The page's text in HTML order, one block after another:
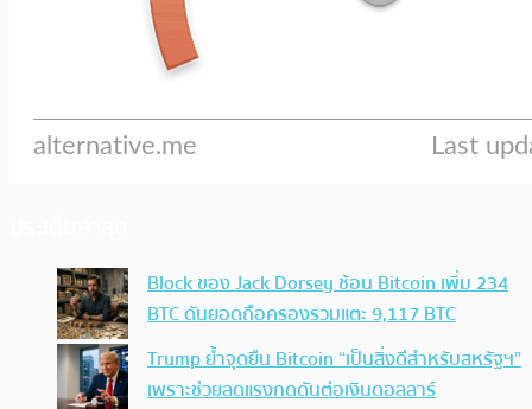
Block ของ Jack Dorsey ช้อน Bitcoin เพิ่ม 234
BTC ดันยอดถือครองรวมแตะ 9,117 BTC
Trump ย้ำจุดยืน Bitcoin “เป็นสิ่งดีสำหรับสหรัฐฯ”
เพราะช่วยลดแรงกดดันต่อเงินดอลลาร์